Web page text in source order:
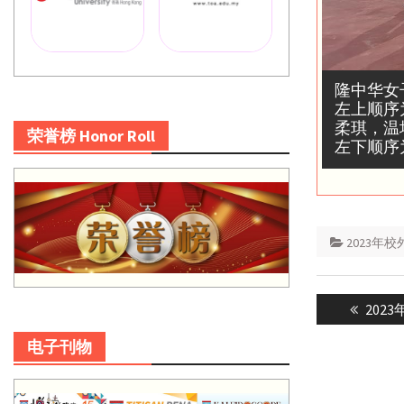
隆中华
左上顺
柔琪，温
左下顺
2023年校
Post
post:
2023
荣誉榜 Honor Roll
电子刊物